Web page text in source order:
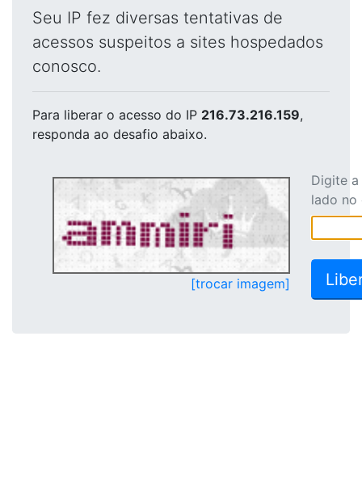
Seu IP fez diversas tentativas de
acessos suspeitos a sites hospedados
conosco.
Para liberar o acesso do IP 216.73.216.159,
responda ao desafio abaixo.
[trocar imagem]
Digite
lado no